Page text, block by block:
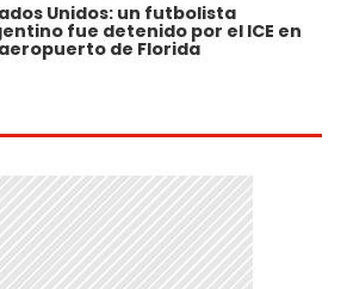
Unidos: un futbolista
fue detenido por el ICE en
de Florida